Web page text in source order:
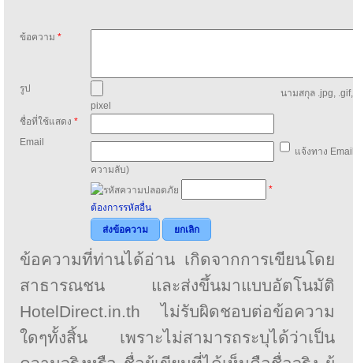
ข้อความ *
รูป
นามสกุล .jpg,
pixel
ชื่อที่ใช้แสดง *
Email
แจ้งทาง
ความลับ)
*
ต้องการรหัสอื่น
ส่งข้อความ
ยกเลิก
ข้อความที่ท่านได้อ่าน เกิดจากการเขียนโดย
สาธารณชน และส่งขึ้นมาแบบอัตโนมัติ
HotelDirect.in.th ไม่รับผิดชอบต่อข้อความ
ใดๆทั้งสิ้น เพราะไม่สามารถระบุได้ว่าเป็น